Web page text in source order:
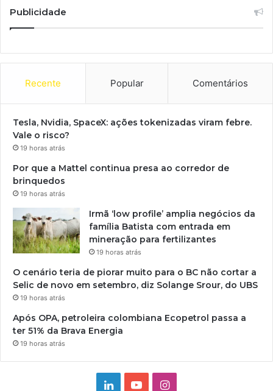
Publicidade
Recente Popular Comentários
Tesla, Nvidia, SpaceX: ações tokenizadas viram febre.
Vale o risco?
19 horas atrás
Por que a Mattel continua presa ao corredor de
brinquedos
19 horas atrás
Irmã ‘low profile’ amplia negócios da
família Batista com entrada em
mineração para fertilizantes
19 horas atrás
O cenário teria de piorar muito para o BC não cortar a
Selic de novo em setembro, diz Solange Srour, do UBS
19 horas atrás
Após OPA, petroleira colombiana Ecopetrol passa a
ter 51% da Brava Energia
19 horas atrás
LinkedinYouTubeInstagram